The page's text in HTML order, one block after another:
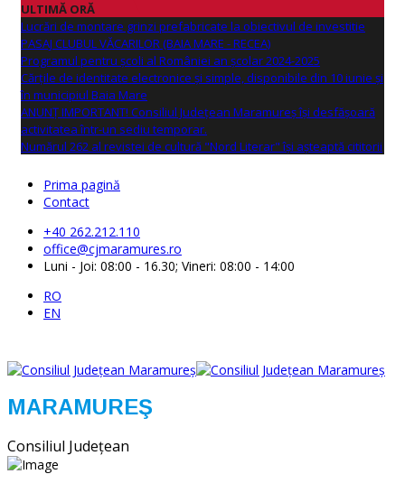
ULTIMĂ ORĂ
Lucrări de montare grinzi prefabricate la obiectivul de investitie
PASAJ CLUBUL VĂCARILOR (BAIA MARE - RECEA)
Programul pentru școli al României an școlar 2024-2025
Cărțile de identitate electronice și simple, disponibile din 10 iunie și
în municipiul Baia Mare
ANUNŢ IMPORTANT! Consiliul Județean Maramureș își desfășoară
activitatea într-un sediu temporar.
Numărul 262 al revistei de cultură "Nord Literar" își așteaptă cititorii
Prima pagină
Contact
+40 262.212.110
office@cjmaramures.ro
Luni - Joi: 08:00 - 16.30; Vineri: 08:00 - 14:00
RO
EN
MARAMUREŞ
Consiliul Judeţean